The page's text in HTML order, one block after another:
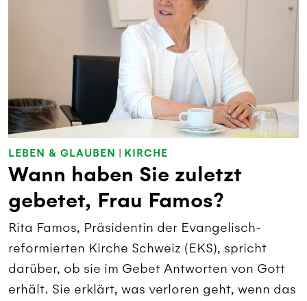
LEBEN & GLAUBEN KIRCHE
Wann haben Sie zuletzt
gebetet, Frau Famos?
Rita Famos, Präsidentin der Evangelisch-
reformierten Kirche Schweiz (EKS), spricht
darüber, ob sie im Gebet Antworten von Gott
erhält. Sie erklärt, was verloren geht, wenn das